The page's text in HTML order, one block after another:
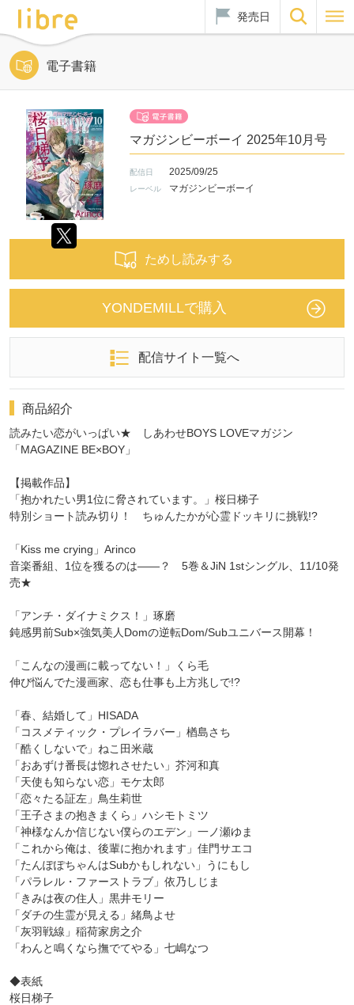
発売日
電子書籍
マガジンビーボーイ 2025年10月号
配信日 2025/09/25
レーベル マガジンビーボーイ
ためし読みする
YONDEMILLで購入
配信サイト一覧へ
商品紹介
読みたい恋がいっぱい★ しあわせBOYS LOVEマガジン
「MAGAZINE BE×BOY」
【掲載作品】
「抱かれたい男1位に脅されています。」桜日梯子
特別ショート読み切り！ ちゅんたかが心霊ドッキリに挑戦!?
「Kiss me crying」Arinco
音楽番組、1位を獲るのは――？ 5巻＆JiN 1stシングル、11/10発
売★
「アンチ・ダイナミクス！」琢磨
鈍感男前Sub×強気美人Domの逆転Dom/Subユニバース開幕！
「こんなの漫画に載ってない！」くら毛
伸び悩んでた漫画家、恋も仕事も上方兆しで!?
「春、結婚して」HISADA
「コスメティック・プレイラバー」楢島さち
「酷くしないで」ねこ田米蔵
「おあずけ番長は惚れさせたい」芥河和真
「天使も知らない恋」モケ太郎
「恋々たる証左」鳥生莉世
「王子さまの抱きまくら」ハシモトミツ
「神様なんか信じない僕らのエデン」一ノ瀬ゆま
「これから俺は、後輩に抱かれます」佳門サエコ
「たんぽぽちゃんはSubかもしれない」うにもし
「パラレル・ファーストラブ」依乃しじま
「きみは夜の住人」黒井モリー
「ダチの生霊が見える」緒鳥よせ
「灰羽戦線」稲荷家房之介
「わんと鳴くなら撫でてやる」七嶋なつ
◆表紙
桜日梯子